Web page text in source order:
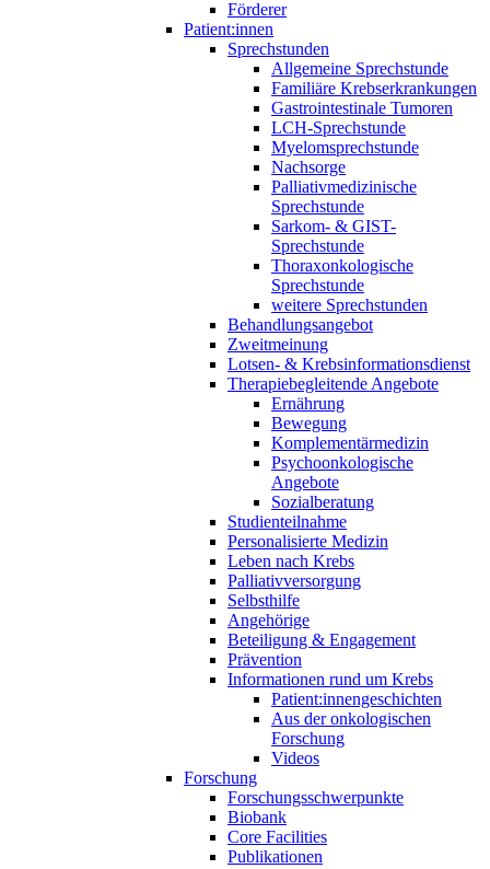
Förderer
Patient:innen
Sprechstunden
Allgemeine Sprechstunde
Familiäre Krebserkrankungen
Gastrointestinale Tumoren
LCH-Sprechstunde
Myelomsprechstunde
Nachsorge
Palliativmedizinische
Sprechstunde
Sarkom- & GIST-
Sprechstunde
Thoraxonkologische
Sprechstunde
weitere Sprechstunden
Behandlungsangebot
Zweitmeinung
Lotsen- & Krebsinformationsdienst
Therapiebegleitende Angebote
Ernährung
Bewegung
Komplementärmedizin
Psychoonkologische
Angebote
Sozialberatung
Studienteilnahme
Personalisierte Medizin
Leben nach Krebs
Palliativversorgung
Selbsthilfe
Angehörige
Beteiligung & Engagement
Prävention
Informationen rund um Krebs
Patient:innengeschichten
Aus der onkologischen
Forschung
Videos
Forschung
Forschungsschwerpunkte
Biobank
Core Facilities
Publikationen